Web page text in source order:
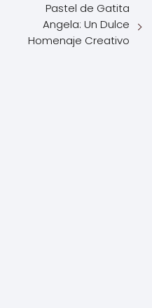
Pastel de Gatita
Angela: Un Dulce
Homenaje Creativo